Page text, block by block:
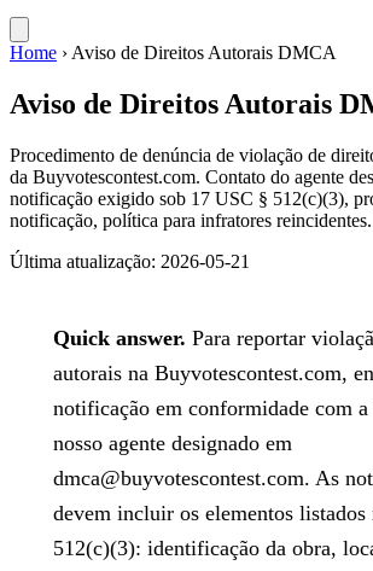
Home › Aviso de Direitos Autorais DMCA
Aviso de Direitos Autorais
Procedimento de denúncia de violação de
da Buyvotescontest.com. Contato do agente
notificação exigido sob 17 USC § 512(c)(3),
notificação, política para infratores reincidentes.
Última atualização: 2026-05-21
Quick answer. Para reportar
autorais na Buyvotescontest.com,
notificação em conformidade com
nosso agente designado em
dmca@buyvotescontest.com. As
devem incluir os elementos listados
512(c)(3): identificação da obra,